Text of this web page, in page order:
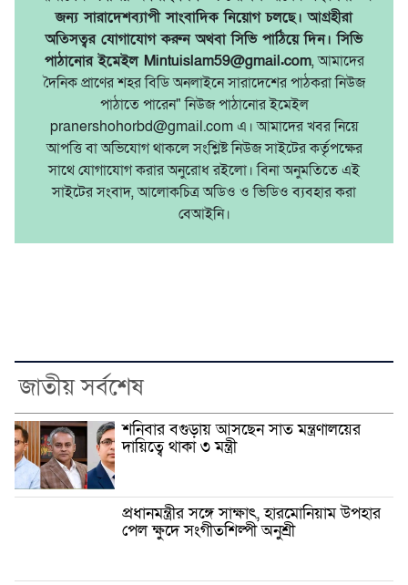
জন্য সারাদেশব্যাপী সাংবাদিক নিয়োগ চলছে। আগ্রহীরা
অতিসত্বর যোগাযোগ করুন অথবা সিভি পাঠিয়ে দিন। সিভি
পাঠানোর ইমেইল Mintuislam59@gmail.com, আমাদের
দৈনিক প্রাণের শহর বিডি অনলাইনে সারাদেশের পাঠকরা নিউজ
পাঠাতে পারেন" নিউজ পাঠানোর ইমেইল
pranershohorbd@gmail.com এ। আমাদের খবর নিয়ে
আপত্তি বা অভিযোগ থাকলে সংশ্লিষ্ট নিউজ সাইটের কর্তৃপক্ষের
সাথে যোগাযোগ করার অনুরোধ রইলো। বিনা অনুমতিতে এই
সাইটের সংবাদ, আলোকচিত্র অডিও ও ভিডিও ব্যবহার করা
বেআইনি।
জাতীয় সর্বশেষ
শনিবার বগুড়ায় আসছেন সাত মন্ত্রণালয়ের
দায়িত্বে থাকা ৩ মন্ত্রী
প্রধানমন্ত্রীর সঙ্গে সাক্ষাৎ, হারমোনিয়াম উপহার
পেল ক্ষুদে সংগীতশিল্পী অনুশ্রী